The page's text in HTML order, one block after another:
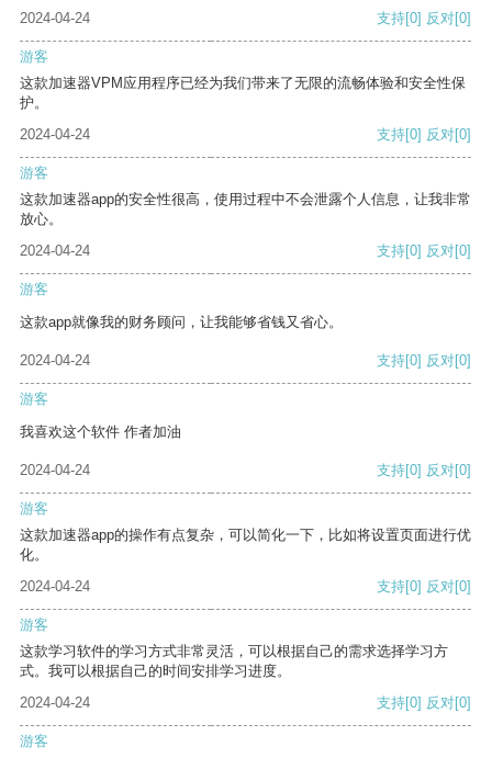
2024-04-24
支持[0] 反对[0]
游客
这款加速器VPM应用程序已经为我们带来了无限的流畅体验和安全性保
护。
2024-04-24
支持[0] 反对[0]
游客
这款加速器app的安全性很高，使用过程中不会泄露个人信息，让我非常
放心。
2024-04-24
支持[0] 反对[0]
游客
这款app就像我的财务顾问，让我能够省钱又省心。
2024-04-24 支持[0] 反对[0]
游客
我喜欢这个软件 作者加油
2024-04-24 支持[0] 反对[0]
游客
这款加速器app的操作有点复杂，可以简化一下，比如将设置页面进行优
化。
2024-04-24
支持[0] 反对[0]
游客
这款学习软件的学习方式非常灵活，可以根据自己的需求选择学习方
式。我可以根据自己的时间安排学习进度。
2024-04-24
支持[0] 反对[0]
游客